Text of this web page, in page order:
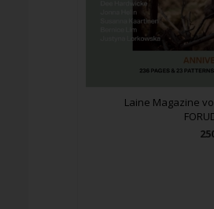
Laine Magazine